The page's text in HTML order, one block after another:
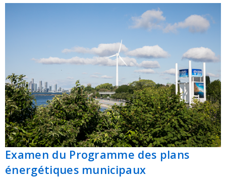
Examen du Programme des plans
énergétiques municipaux